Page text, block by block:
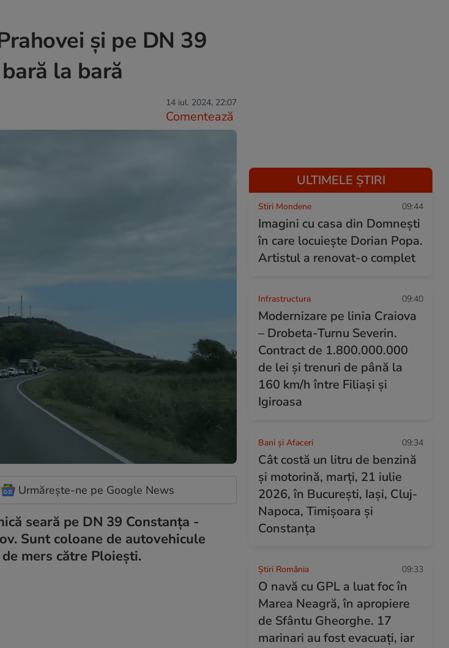
şi pe DN 39
la bară
14 iul. 2024, 22:07
Comentează
Urmărește-ne pe Google News
seară pe DN 39 Constanţa -
Sunt coloane de autovehicule
mers către Ploiești.
ULTIMELE ȘTIRI
Stiri Mondene 09:44
Imagini cu casa din Domnești
în care locuiește Dorian Popa.
Artistul a renovat-o complet
Infrastructura 09:40
Modernizare pe linia Craiova
– Drobeta-Turnu Severin.
Contract de 1.800.000.000
de lei și trenuri de până la
160 km/h între Filiași și
Igiroasa
Bani și Afaceri 09:34
Cât costă un litru de benzină
și motorină, marți, 21 iulie
2026, în București, Iași, Cluj-
Napoca, Timișoara și
Constanța
Știri România 09:33
O navă cu GPL a luat foc în
Marea Neagră, în apropiere
de Sfântu Gheorghe. 17
marinari au fost evacuați, iar